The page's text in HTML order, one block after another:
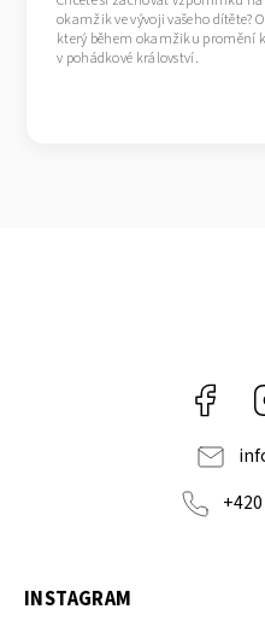
okamžik ve vývoji vašeho dítěte?
který během okamžiku promění
v pohádkové království.
INSTAGRAM